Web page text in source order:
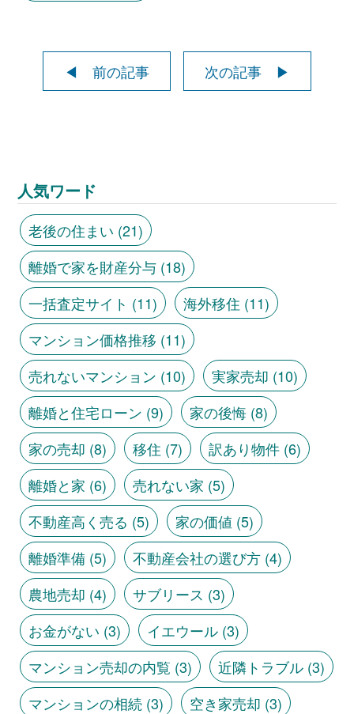
◀ 前の記事 次の記事 ▶
人気ワード
老後の住まい (21)
離婚で家を財産分与(18)
一括査定サイト (11) 海外移住 (11)
マンション価格推移 (11)
売れないマンション (10) 実家売却 (10)
離婚と住宅ローン (9) 家の後悔(8)
家の売却 (8) 移住 (7) 訳あり物件(6)
離婚と家 (6) 売れない家 (5)
不動産高く売る (5) 家の価値 (5)
離婚準備(5) 不動産会社の選び方(4)
農地売却 (4) サブリース (3)
お金がない (3) イエウール(3)
マンション売却の内覧 (3) 近隣トラブル(3)
マンションの相続(3) 空き家売却 (3)